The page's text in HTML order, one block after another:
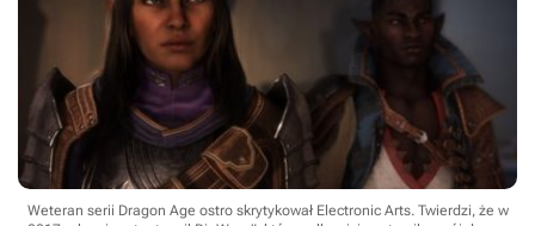
Weteran serii Dragon Age ostro skrytykował Electronic Arts. Twierdzi, że w